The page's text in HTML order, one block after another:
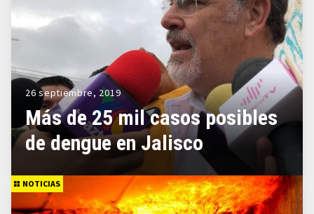
26 septiembre, 2019
Más de 25 mil casos posibles
de dengue en Jalisco
NOTICIAS